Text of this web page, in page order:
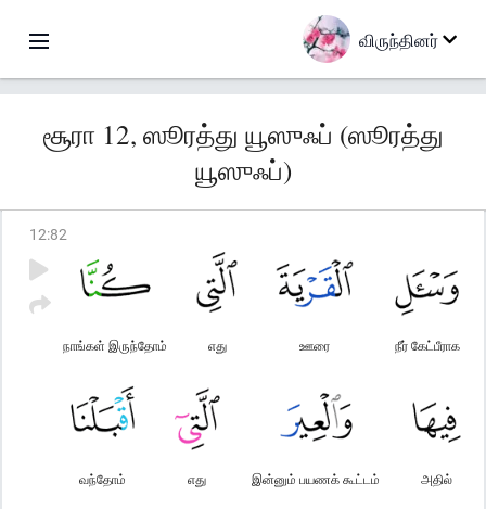
விருந்தினர்
சூரா 12, ஸூரத்து யூஸுஃப் (ஸூரத்து
யூஸுஃப்)
12:82
நீர் கேட்பீராக
ஊரை
எது
நாங்கள் இருந்தோம்
அதில்
இன்னும் பயணக் கூட்டம்
எது
வந்தோம்